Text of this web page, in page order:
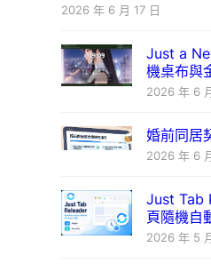
2026 年 6 月 17 日
Just a
機桌布與
2026 年 6
婚前同居
2026 年 6
Just Tab
頁隨機自
2026 年 5